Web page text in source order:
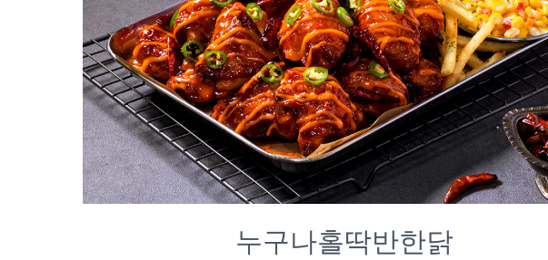
누구나홀딱반한닭